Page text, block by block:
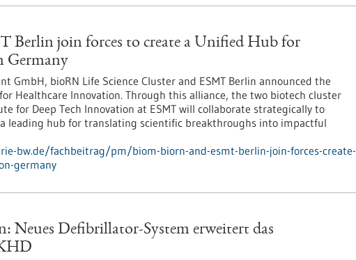
Berlin join forces to create a Unified Hub for
Germany
GmbH, bioRN Life Science Cluster and ESMT Berlin announced the
Healthcare Innovation. Through this alliance, the two biotech cluster
for Deep Tech Innovation at ESMT will collaborate strategically to
a leading hub for translating scientific breakthroughs into impactful
bw.de/fachbeitrag/pm/biom-biorn-and-esmt-berlin-join-forces-create-
germany
Neues Defibrillator-System erweitert das